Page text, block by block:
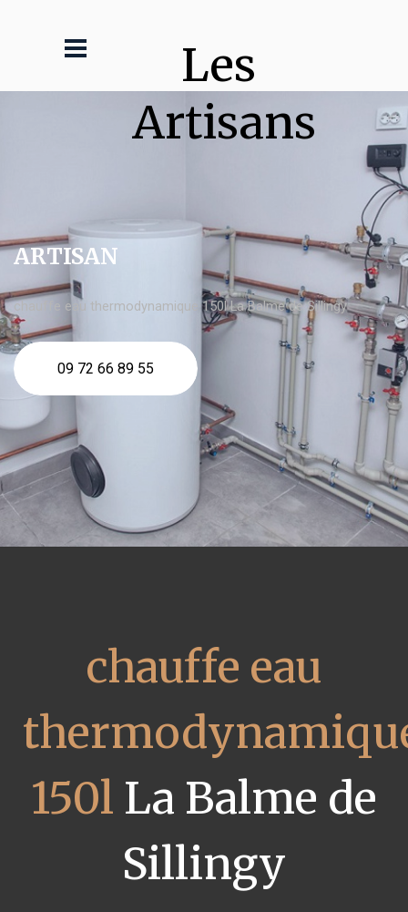
Les
Artisans
ARTISAN
chauffe eau thermodynamique 150l La Balme de Sillingy
09 72 66 89 55
chauffe eau
150l La Balme de
Sillingy